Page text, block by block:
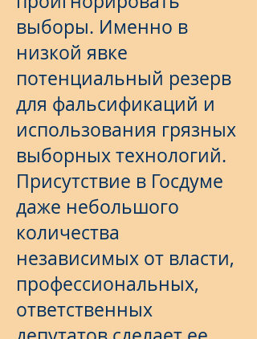
выборы. Именно в
низкой явке
потенциальный резерв
для фальсификаций и
использования грязных
выборных технологий.
Присутствие в Госдуме
даже небольшого
количества
независимых от власти,
профессиональных,
ответственных